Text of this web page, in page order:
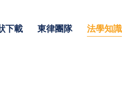
下載 東律團隊 法學知識